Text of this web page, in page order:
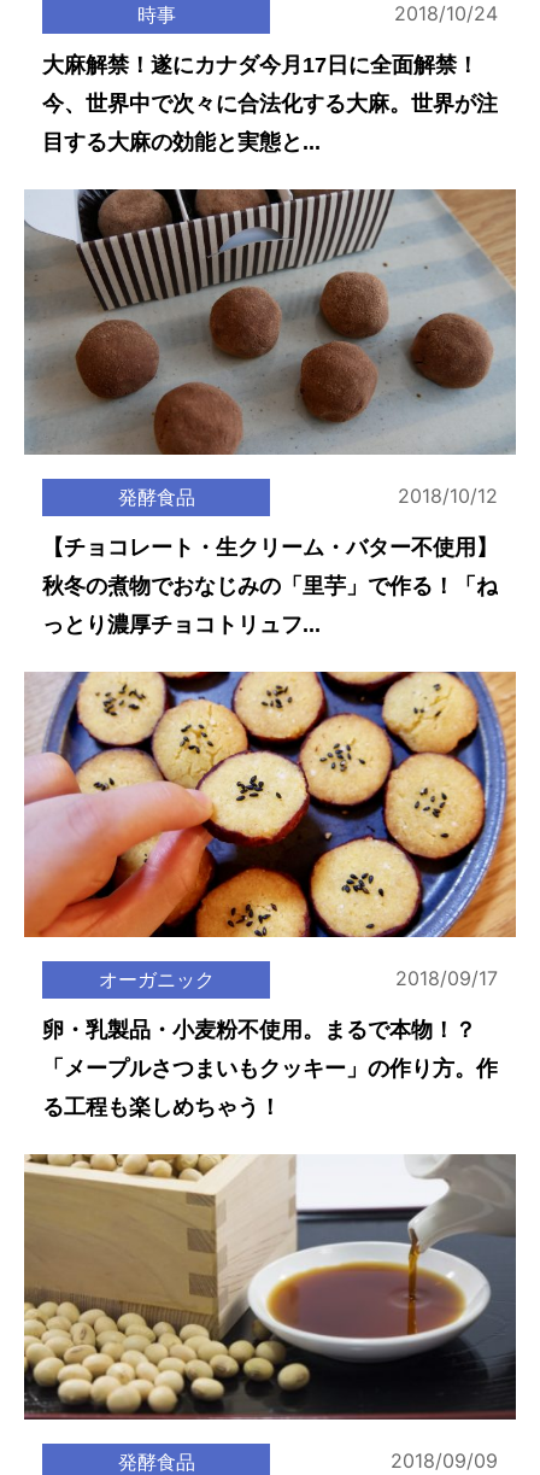
時事 2018/10/24
大麻解禁！遂にカナダ今月17日に全面解禁！
今、世界中で次々に合法化する大麻。世界が注
目する大麻の効能と実態と...
発酵食品 2018/10/12
【チョコレート・生クリーム・バター不使用】
秋冬の煮物でおなじみの「里芋」で作る！「ね
っとり濃厚チョコトリュフ...
オーガニック 2018/09/17
卵・乳製品・小麦粉不使用。まるで本物！？
「メープルさつまいもクッキー」の作り方。作
る工程も楽しめちゃう！
発酵食品 2018/09/09